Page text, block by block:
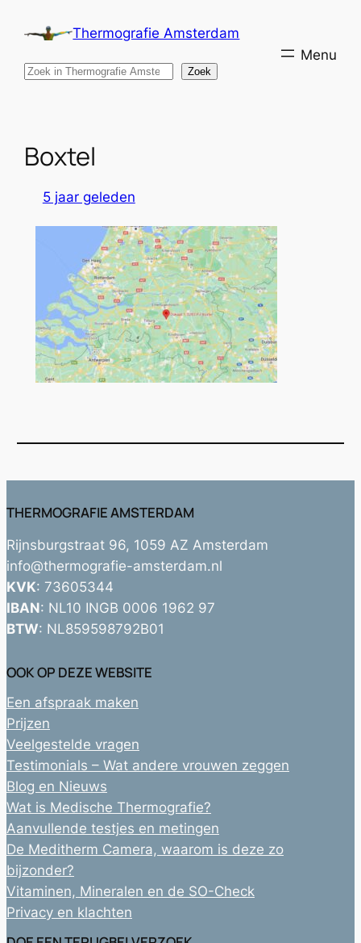
naar
inhoud
Thermografie Amsterdam
Search Zoek
Boxtel
5 jaar geleden
THERMOGRAFIE AMSTERDAM
Rijnsburgstraat 96, 1059 AZ Amsterdam
info@thermografie-amsterdam.nl
KVK: 73605344
IBAN: NL10 INGB 0006 1962 97
BTW: NL859598792B01
OOK OP DEZE WEBSITE
Een afspraak maken
Prijzen
Veelgestelde vragen
Testimonials – Wat andere vrouwen zeggen
Blog en Nieuws
Wat is Medische Thermografie?
Aanvullende testjes en metingen
De Meditherm Camera, waarom is deze zo
bijzonder?
Vitaminen, Mineralen en de SO-Check
Privacy en klachten